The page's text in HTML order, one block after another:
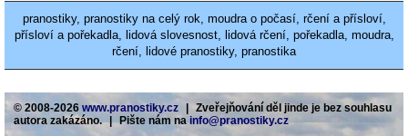
pranostiky, pranostiky na celý rok, moudra o počasí, rčení a přísloví,
přísloví a pořekadla, lidová slovesnost, lidová rčení, pořekadla, moudra,
rčení, lidové pranostiky, pranostika
© 2008-2026 www.pranostiky.cz
Zveřejňování děl jinde je bez souhlasu
autora zakázáno. | Pište nám nainfo@pranostiky.cz